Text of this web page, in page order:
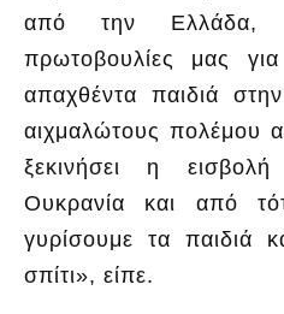
από την Ελλάδα,
πρωτοβουλίες μας
απαχθέντα παιδιά
αιχμαλώτους πολέμου
ξεκινήσει η
Ουκρανία και από
γυρίσουμε τα παιδιά
σπίτι», είπε.